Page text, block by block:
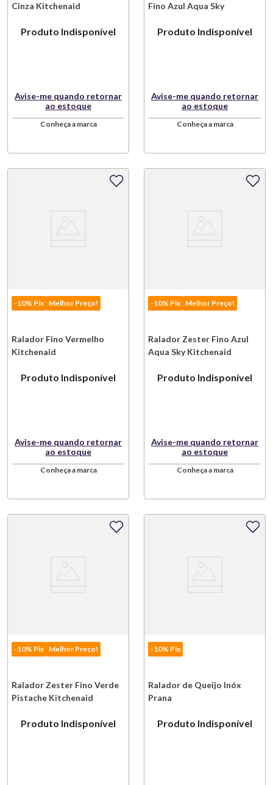
Cinza Kitchenaid
Produto Indisponível
Avise-me quando retornar
ao estoque
Conheça a marca
Fino Azul Aqua Sky
Produto Indisponível
Avise-me quando retornar
ao estoque
Conheça a marca
-10% Pix Melhor Preço!
Ralador Fino Vermelho
Kitchenaid
Produto Indisponível
Avise-me quando retornar
ao estoque
Conheça a marca
-10% Pix Melhor Preço!
Ralador Zester Fino Azul
Aqua Sky Kitchenaid
Produto Indisponível
Avise-me quando retornar
ao estoque
Conheça a marca
-10% Pix Melhor Preço!
Ralador Zester Fino Verde
Pistache Kitchenaid
Produto Indisponível
-10% Pix
Ralador de Queijo Inóx
Prana
Produto Indisponível